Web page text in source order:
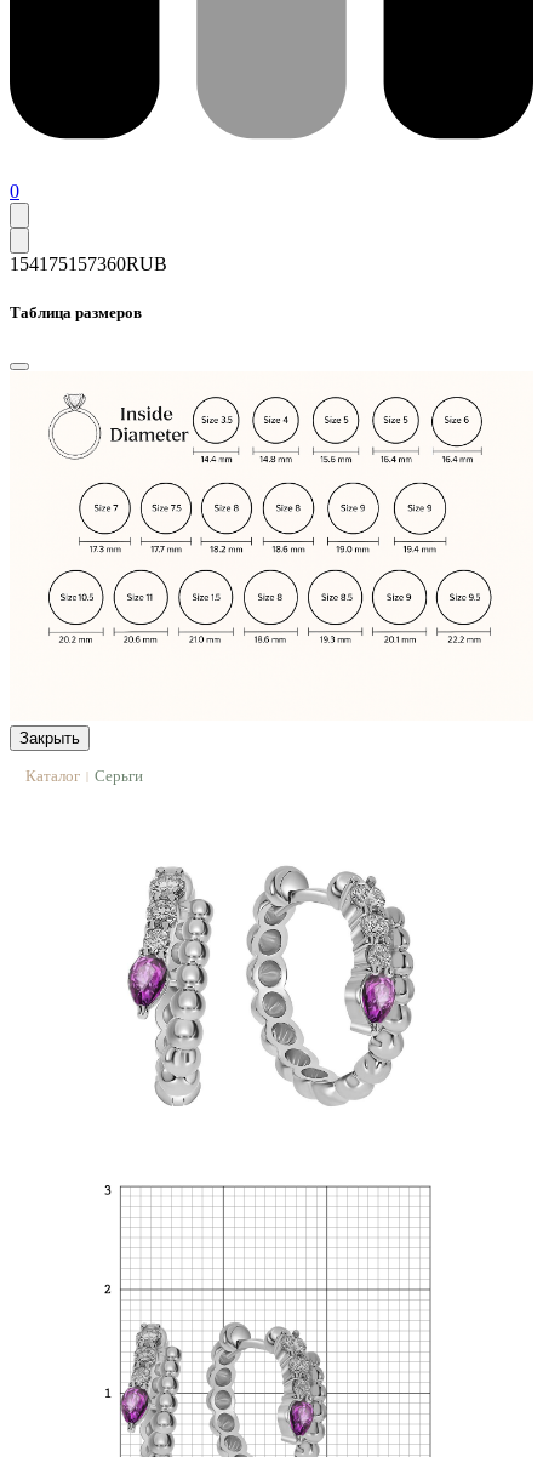
0
154175157360RUB
Таблица размеров
Закрыть
Каталог | Серьги